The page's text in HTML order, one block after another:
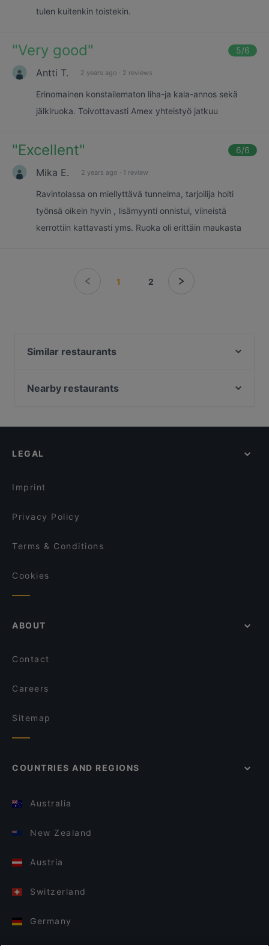
tulen kuitenkin toistekin.
"Very good" 5/6
Antti T. 2 years ago · 2 reviews
Erinomainen konstailematon liha-ja kala-annos sekä
jälkiruoka. Toivottavasti Amex yhteistyö jatkuu
"Excellent" 6/6
Mika E. 2 years ago · 1 review
Ravintolassa on miellyttävä tunnelma, tarjoilija hoiti
työnsä oikein hyvin , lisämyynti onnistui, viineistä
kerrottiin kattavasti yms. Ruoka oli erittäin maukasta
1 2
Similar restaurants
Bar4
MorriSon's Turku
Zarillo Turku
Nearby restaurants
Ravintola Pikkupihvi
Pian Pakari & Bistro
LEGAL
Imprint
Privacy Policy
Terms & Conditions
Cookies
ABOUT
Contact
Careers
Sitemap
COUNTRIES AND REGIONS
Australia
New Zealand
Austria
Switzerland
Germany